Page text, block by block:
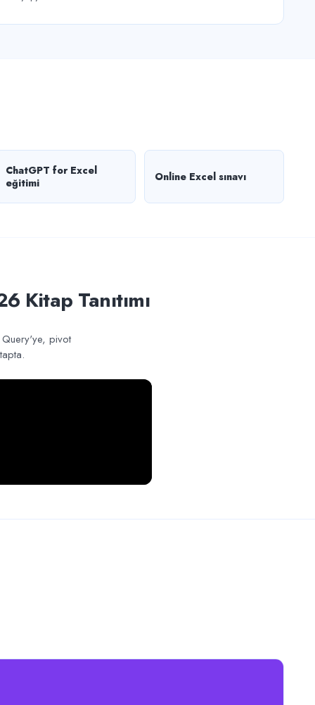
ChatGPT for Excel
eğitimi
Online Excel sınavı
Kitap Tanıtımı
Query'ye, pivot